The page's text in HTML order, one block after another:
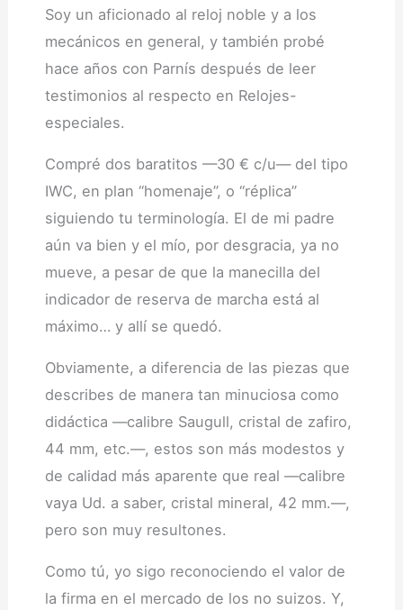
Soy un aficionado al reloj noble y a los
mecánicos en general, y también probé
hace años con Parnís después de leer
testimonios al respecto en Relojes-
especiales.
Compré dos baratitos —30 € c/u— del tipo
IWC, en plan “homenaje”, o “réplica”
siguiendo tu terminología. El de mi padre
aún va bien y el mío, por desgracia, ya no
mueve, a pesar de que la manecilla del
indicador de reserva de marcha está al
máximo… y allí se quedó.
Obviamente, a diferencia de las piezas que
describes de manera tan minuciosa como
didáctica —calibre Saugull, cristal de zafiro,
44 mm, etc.—, estos son más modestos y
de calidad más aparente que real —calibre
vaya Ud. a saber, cristal mineral, 42 mm.—,
pero son muy resultones.
Como tú, yo sigo reconociendo el valor de
la firma en el mercado de los no suizos. Y,